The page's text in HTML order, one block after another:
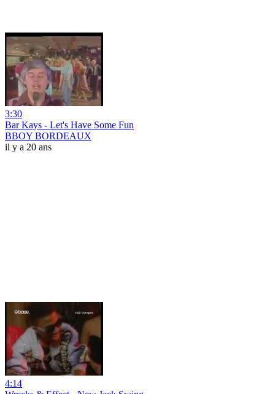
3:30
Bar Kays - Let's Have Some Fun
BBOY BORDEAUX
il y a 20 ans
4:14